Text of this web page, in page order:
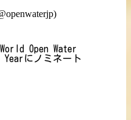
Open Water
にノミネート